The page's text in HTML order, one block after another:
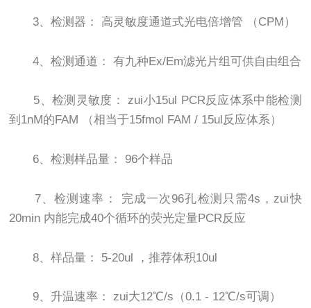
3、检测器： 高灵敏度通道式光电倍增管 （CPM）
4、检测通道： 有九种Ex/Em滤光片组可供自由组合
5、检测灵敏度： zui小15ul PCR反应体系中能检测
到1nM的FAM （相当于15fmol FAM / 15ul反应体系）
6、检测样品量： 96个样品
7、检测速率： 完成一次96孔检测只需4s，zui快
20min 内能完成40个循环的荧光定量PCR反应
8、样品量： 5-20ul ，推荐体积10ul
9、升温速率： zui大12℃/s（0.1 - 12℃/s可调）